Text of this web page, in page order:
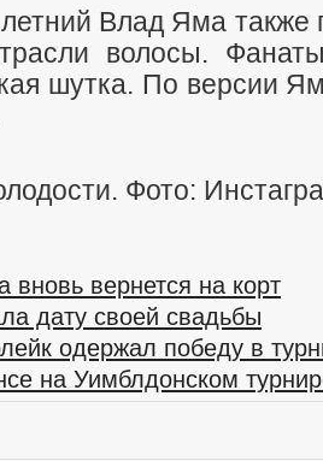
волосы.
шутка. По версии
Фото:
вернется на корт
дату своей свадьбы
одержал победу в
на Уимблдонском